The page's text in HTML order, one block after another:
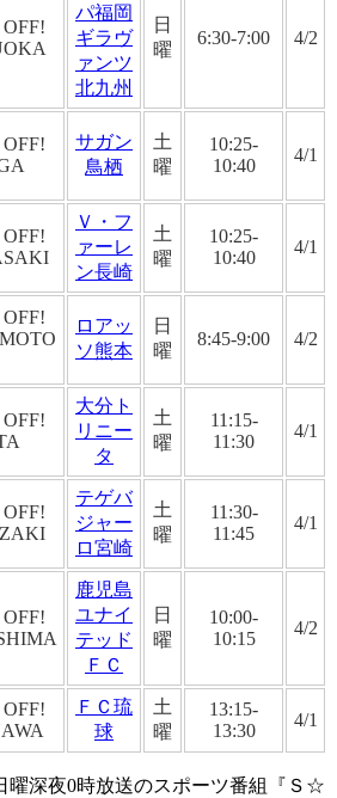
パ福岡
ギラヴ
ァンツ
北九州
日
曜
6:30-7:00 4/2
サガン
鳥栖
土
曜
10:25-
10:40
4/1
Ｖ・フ
ァーレ
ン長崎
土
曜
10:25-
10:40
4/1
ロアッ
ソ熊本
日
曜
8:45-9:00 4/2
大分ト
リニー
タ
土
曜
11:15-
11:30
4/1
テゲバ
ジャー
ロ宮崎
土
曜
11:30-
11:45
4/1
鹿児島
ユナイ
テッド
ＦＣ
日
曜
10:00-
10:15
4/2
ＦＣ琉
球
土
曜
13:15-
13:30
4/1
曜深夜0時放送のスポーツ番組『Ｓ☆